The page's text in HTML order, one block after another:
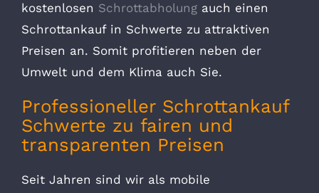
kostenlosen Schrottabholung auch einen
Schrottankauf in Schwerte zu attraktiven
Preisen an. Somit profitieren neben der
Umwelt und dem Klima auch Sie.
Professioneller Schrottankauf
Schwerte zu fairen und
transparenten Preisen
Seit Jahren sind wir als mobile